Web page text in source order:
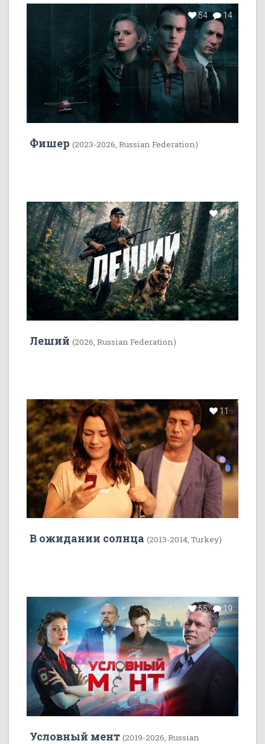
54 14
Фишер (2023-2026, Russian Federation)
11
Леший (2026, Russian Federation)
11
В ожидании солнца (2013-2014, Turkey)
55 19
Условный мент (2019-2026, Russian